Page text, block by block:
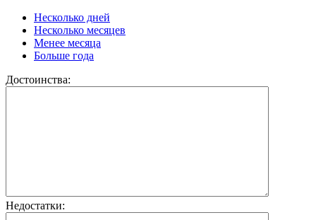
Несколько дней
Несколько месяцев
Менее месяца
Больше года
Достоинства:
Недостатки: